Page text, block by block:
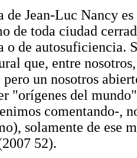
Jean-Luc Nancy
de toda ciudad
o de autosuficiencia.
que, entre
un nosotros
"orígenes del
comentando-,
solamente de ese
52).